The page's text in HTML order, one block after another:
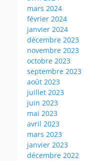
mars 2024
février 2024
janvier 2024
décembre 2023
novembre 2023
octobre 2023
septembre 2023
août 2023
juillet 2023
juin 2023
mai 2023
avril 2023
mars 2023
janvier 2023
décembre 2022